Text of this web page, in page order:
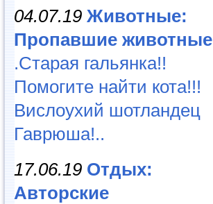
04.07.19 Животные:
Пропавшие животные
.Старая гальянка!!
Помогите найти кота!!!
Вислоухий шотландец
Гаврюша!..
17.06.19 Отдых:
Авторские